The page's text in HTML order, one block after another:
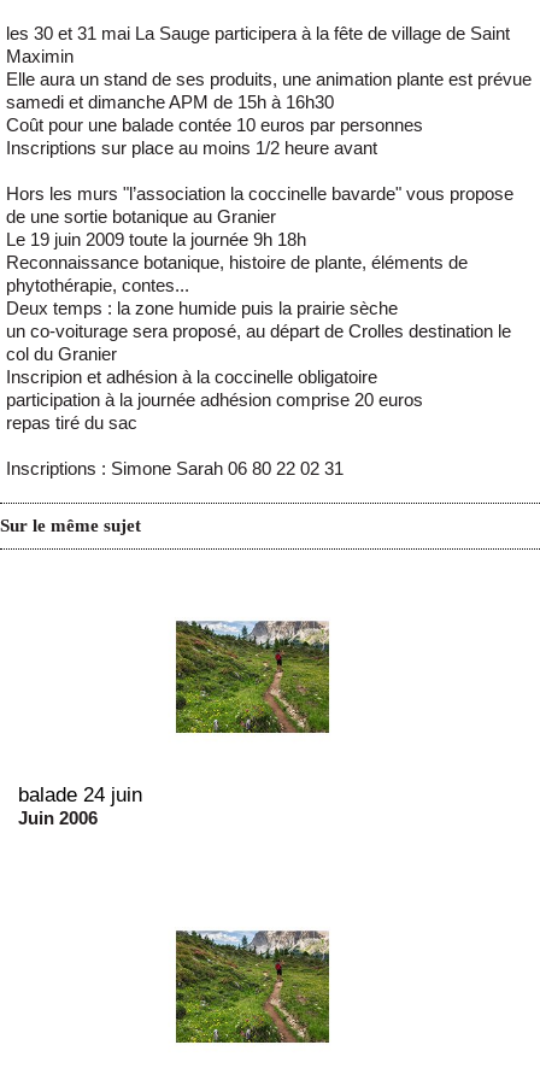
les 30 et 31 mai La Sauge participera à la fête de village de Saint
Maximin
Elle aura un stand de ses produits, une animation plante est prévue
samedi et dimanche APM de 15h à 16h30
Coût pour une balade contée 10 euros par personnes
Inscriptions sur place au moins 1/2 heure avant
Hors les murs "l’association la coccinelle bavarde" vous propose
de une sortie botanique au Granier
Le 19 juin 2009 toute la journée 9h 18h
Reconnaissance botanique, histoire de plante, éléments de
phytothérapie, contes...
Deux temps : la zone humide puis la prairie sèche
un co-voiturage sera proposé, au départ de Crolles destination le
col du Granier
Inscripion et adhésion à la coccinelle obligatoire
participation à la journée adhésion comprise 20 euros
repas tiré du sac
Inscriptions : Simone Sarah 06 80 22 02 31
Sur le même sujet
balade 24 juin
Juin 2006